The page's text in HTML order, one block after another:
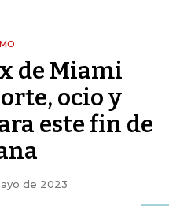
de Miami
ocio y
este fin de
de 2023